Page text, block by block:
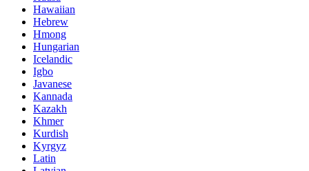
Hawaiian
Hebrew
Hmong
Hungarian
Icelandic
Igbo
Javanese
Kannada
Kazakh
Khmer
Kurdish
Kyrgyz
Latin